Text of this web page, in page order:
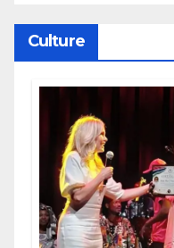
Culture